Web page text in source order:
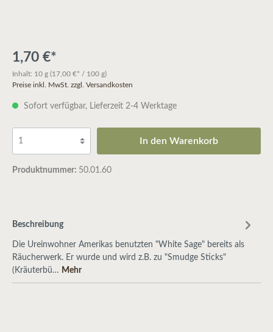
1,70 €*
Inhalt: 10 g (17,00 €* / 100 g)
Preise inkl. MwSt. zzgl. Versandkosten
Sofort verfügbar, Lieferzeit 2-4 Werktage
In den Warenkorb
Produktnummer: 50.01.60
Beschreibung
Die Ureinwohner Amerikas benutzten "White Sage" bereits als
Räucherwerk. Er wurde und wird z.B. zu "Smudge Sticks"
(Kräuterbü… Mehr